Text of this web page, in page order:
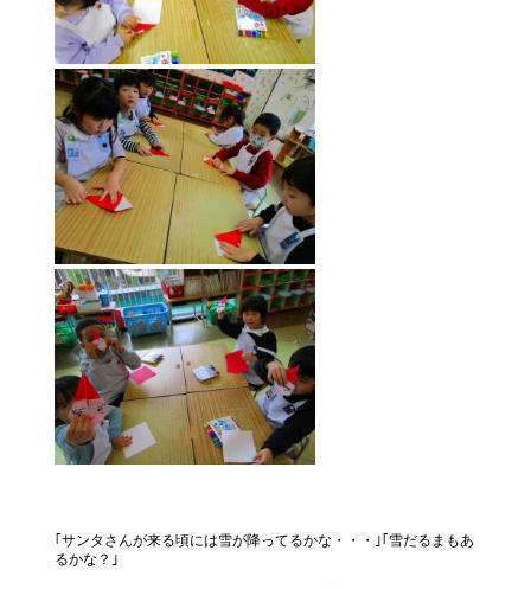
｢サンタさんが来る頃には雪が降ってるかな・・・｣｢雪だるまもあ
るかな？｣